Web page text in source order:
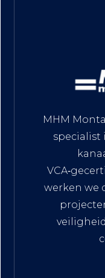
MHM
specialist
werken we